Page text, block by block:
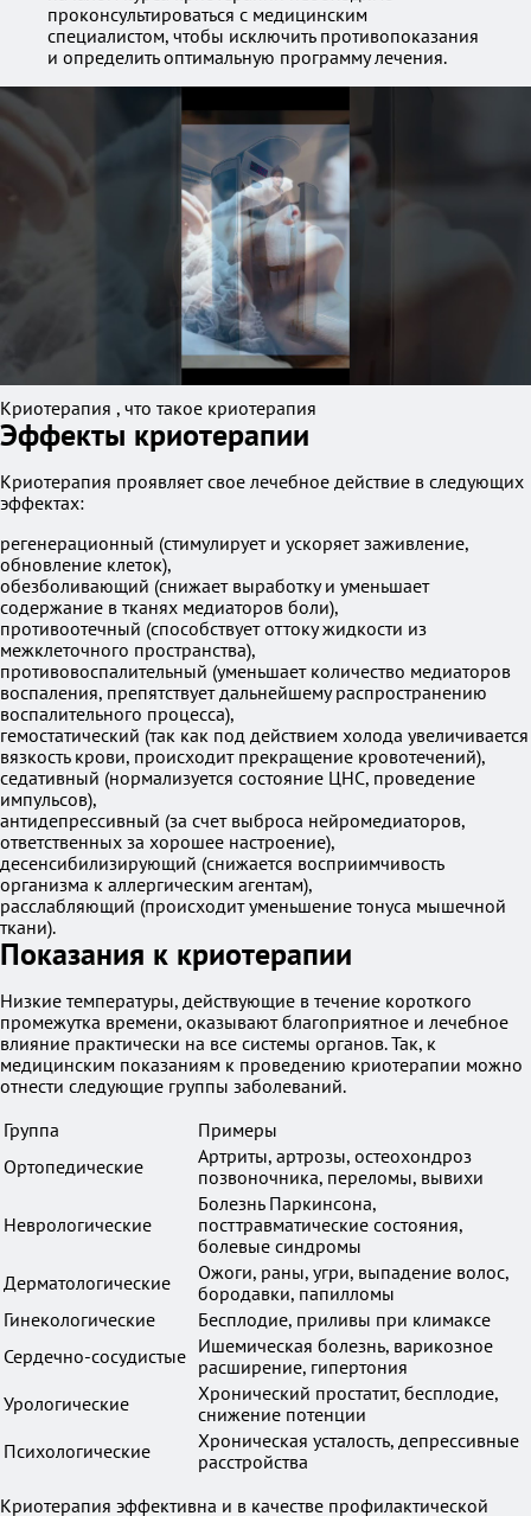
проконсультироваться с медицинским
специалистом, чтобы исключить противопоказания
и определить оптимальную программу лечения.
Криотерапия , что такое криотерапия
Эффекты криотерапии
Криотерапия проявляет свое лечебное действие в следующих
эффектах:
регенерационный (стимулирует и ускоряет заживление,
обновление клеток),
обезболивающий (снижает выработку и уменьшает
содержание в тканях медиаторов боли),
противоотечный (способствует оттоку жидкости из
межклеточного пространства),
противовоспалительный (уменьшает количество медиаторов
воспаления, препятствует дальнейшему распространению
воспалительного процесса),
гемостатический (так как под действием холода увеличивается
вязкость крови, происходит прекращение кровотечений),
седативный (нормализуется состояние ЦНС, проведение
импульсов),
антидепрессивный (за счет выброса нейромедиаторов,
ответственных за хорошее настроение),
десенсибилизирующий (снижается восприимчивость
организма к аллергическим агентам),
расслабляющий (происходит уменьшение тонуса мышечной
ткани).
Показания к криотерапии
Низкие температуры, действующие в течение короткого
промежутка времени, оказывают благоприятное и лечебное
влияние практически на все системы органов. Так, к
медицинским показаниям к проведению криотерапии можно
отнести следующие группы заболеваний.
Группа
Примеры
Ортопедические
Артриты, артрозы, остеохондроз
позвоночника, переломы, вывихи
Неврологические
Болезнь Паркинсона,
посттравматические состояния,
болевые синдромы
Дерматологические
Ожоги, раны, угри, выпадение волос,
бородавки, папилломы
Гинекологические
Бесплодие, приливы при климаксе
Сердечно-сосудистые Ишемическая болезнь, варикозное
расширение, гипертония
Урологические
Хронический простатит, бесплодие,
снижение потенции
Психологические
Хроническая усталость, депрессивные
расстройства
Криотерапия эффективна и в качестве профилактической